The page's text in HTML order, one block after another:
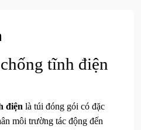
tĩnh điện
điện là túi đóng gói có đặc
môi trường tác động đến